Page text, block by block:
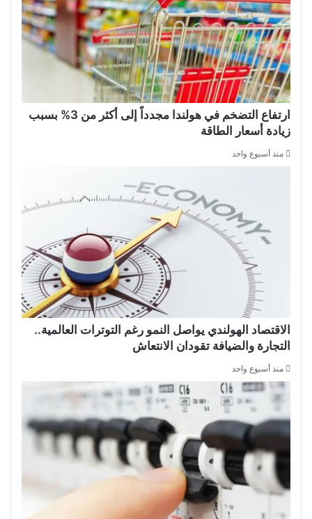
ارتفاع التضخم في هولندا مجدداً إلى أكثر من 3% بسبب
زيادة أسعار الطاقة
منذ أسبوع واحد
الاقتصاد الهولندي يواصل النمو رغم التوترات العالمية..
التجارة والضيافة تقودان الانتعاش
منذ أسبوع واحد